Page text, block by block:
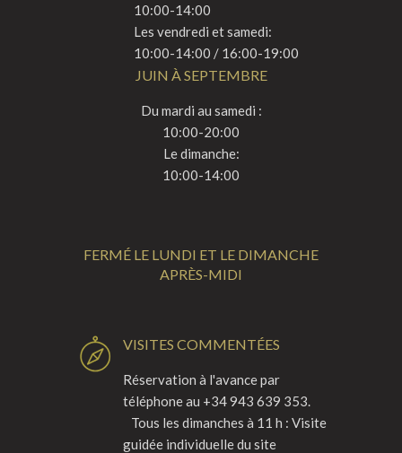
10:00-14:00
Les vendredi et samedi:
10:00-14:00 / 16:00-19:00
JUIN À SEPTEMBRE
Du mardi au samedi :
10:00-20:00
Le dimanche:
10:00-14:00
FERMÉ LE LUNDI ET LE DIMANCHE
APRÈS-MIDI
VISITES COMMENTÉES
Réservation à l'avance par
téléphone au +34 943 639 353.
Tous les dimanches à 11 h : Visite
guidée individuelle du site